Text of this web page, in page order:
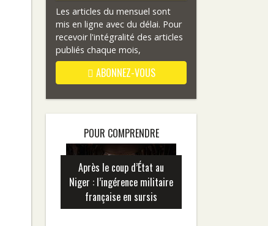
Les articles du mensuel sont
mis en ligne avec du délai. Pour
recevoir l'intégralité des articles
publiés chaque mois,
ABONNEZ-VOUS
POUR COMPRENDRE
Après le coup d’État au
Niger : l’ingérence militaire
française en sursis